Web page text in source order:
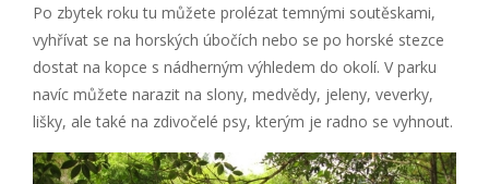
Po zbytek roku tu můžete prolézat temnými soutěskami,
vyhřívat se na horských úbočích nebo se po horské stezce
dostat na kopce s nádherným výhledem do okolí. V parku
navíc můžete narazit na slony, medvědy, jeleny, veverky,
lišky, ale také na zdivočelé psy, kterým je radno se vyhnout.